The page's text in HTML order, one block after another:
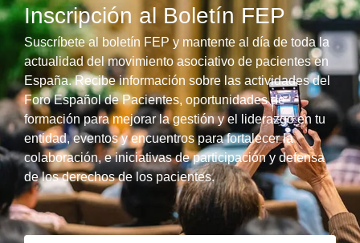
Inscripción al Boletín FEP
Suscríbete al boletín FEP y mantente al día de toda la
actualidad del movimiento asociativo de pacientes en
España. Recibe información sobre las actividades del
Foro Español de Pacientes, oportunidades de
formación para mejorar la gestión y el liderazgo en tu
entidad, eventos y encuentros para fortalecer la
colaboración, e iniciativas de participación y defensa
de los derechos de los pacientes.